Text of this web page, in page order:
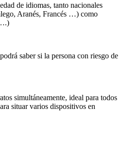
de idiomas, tanto nacionales
Aranés, Francés …) como
saber si la persona con riesgo de
simultáneamente, ideal para todos
situar varios dispositivos en